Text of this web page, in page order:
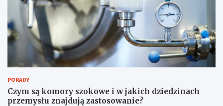
PORADY
Czym są komory szokowe i w jakich dziedzinach
przemysłu znajdują zastosowanie?